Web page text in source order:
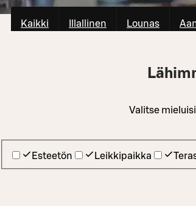
Kaikki Illallinen Lounas
Valitse
Esteetön Leikkipaikka